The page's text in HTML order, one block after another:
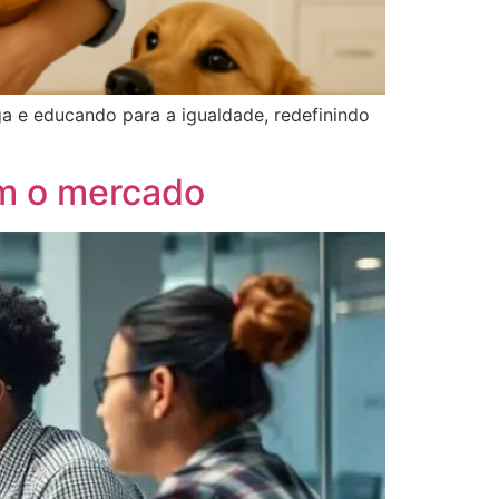
e educando para a igualdade, redefinindo
o mercado